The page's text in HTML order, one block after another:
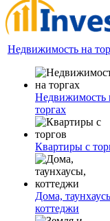
Недвижимость на
Недвижимость
торгах
Квартиры с
Дома,
коттеджи